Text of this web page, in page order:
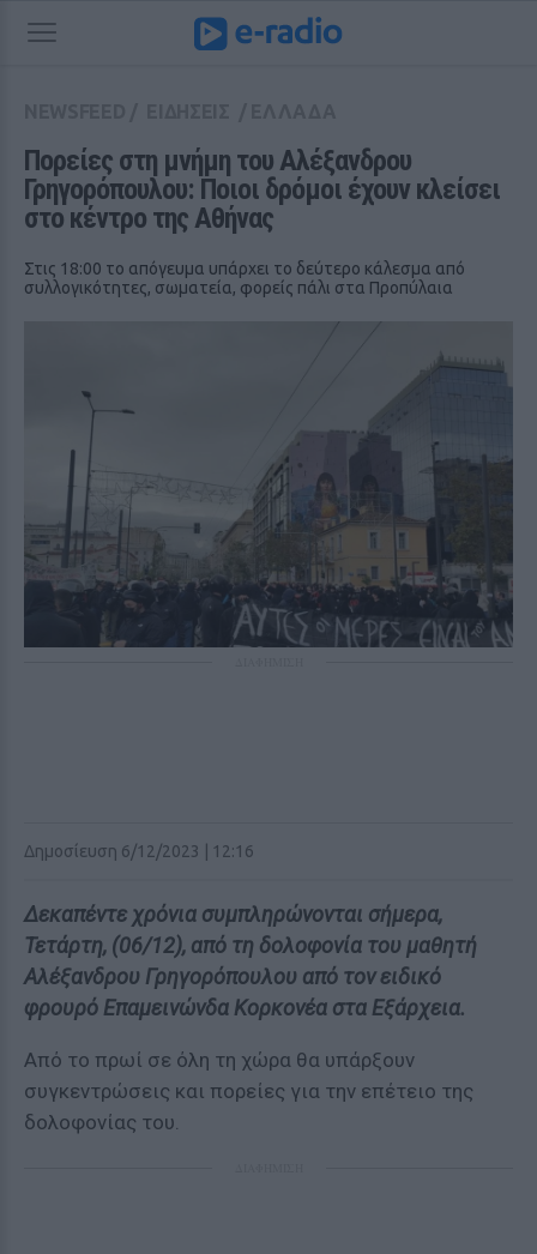
Πορείες στη μνήμη του Αλέξανδρου
Γρηγορόπουλου: Ποιοι δρόμοι έχουν κλείσει
στο κέντρο της Αθήνας
Στις 18:00 το απόγευμα υπάρχει το δεύτερο κάλεσμα από
συλλογικότητες, σωματεία, φορείς πάλι στα Προπύλαια
Δημοσίευση 6/12/2023 | 12:16
Δεκαπέντε χρόνια συμπληρώνονται σήμερα,
Τετάρτη, (06/12), από τη δολοφονία του μαθητή
Αλέξανδρου Γρηγορόπουλου από τον ειδικό
φρουρό Επαμεινώνδα Κορκονέα στα Εξάρχεια.
Από το πρωί σε όλη τη χώρα θα υπάρξουν
συγκεντρώσεις και πορείες για την επέτειο της
δολοφονίας του.